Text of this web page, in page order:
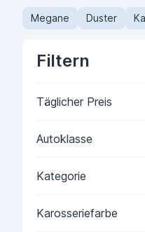
Megane Duster
Filtern
Täglicher Preis
Autoklasse
Kategorie
Karosseriefarbe